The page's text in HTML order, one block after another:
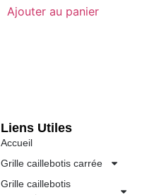
Ajouter au panier
Liens Utiles
Accueil
Grille caillebotis carrée
Grille caillebotis